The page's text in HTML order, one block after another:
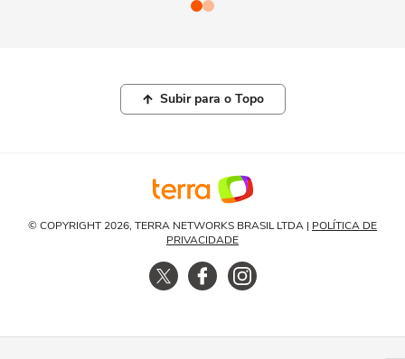
Subir para o Topo
© COPYRIGHT 2026, TERRA NETWORKS BRASIL LTDA | POLÍTICA DE
PRIVACIDADE